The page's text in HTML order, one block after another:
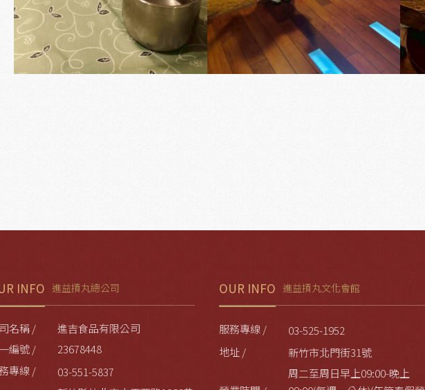
INFO 進益摃丸總公司
名稱 /
進吉食品有限公司
編號 /
23678448
專線 /
03-551-5837
OUR INFO 進益摃丸文化會館
服務專線 /
03-525-1952
地址 /
新竹市北門街31號
周二至周日早上09:00-晚上